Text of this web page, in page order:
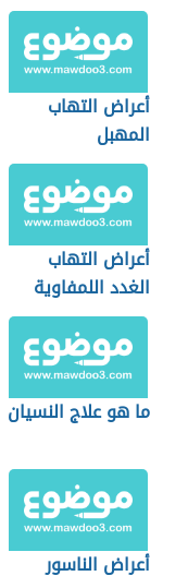
أعراض التهاب
المهبل
أعراض التهاب
الغدد اللمفاوية
ما هو علاج النسيان
أعراض الناسور